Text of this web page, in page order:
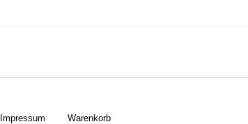
Impressum Warenkorb